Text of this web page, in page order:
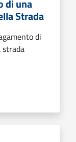
di una
Strada
di
strada